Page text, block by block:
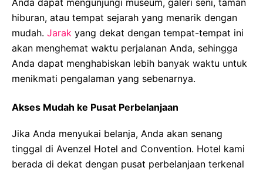
Anda dapat mengunjungi museum, galeri seni, taman
hiburan, atau tempat sejarah yang menarik dengan
mudah. Jarak yang dekat dengan tempat-tempat ini
akan menghemat waktu perjalanan Anda, sehingga
Anda dapat menghabiskan lebih banyak waktu untuk
menikmati pengalaman yang sebenarnya.
Akses Mudah ke Pusat Perbelanjaan
Jika Anda menyukai belanja, Anda akan senang
tinggal di Avenzel Hotel and Convention. Hotel kami
berada di dekat dengan pusat perbelanjaan terkenal